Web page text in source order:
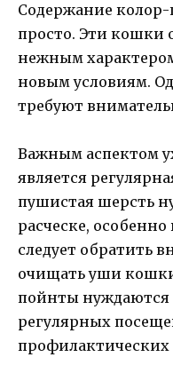
Содержание колор-
просто. Эти кошки
нежным
новым условиям.
требуют
Важным аспектом
является
пушистая шерсть
расческе,
следует обратить
очищать уши
пойнты нуждаются
регулярных
профилактических